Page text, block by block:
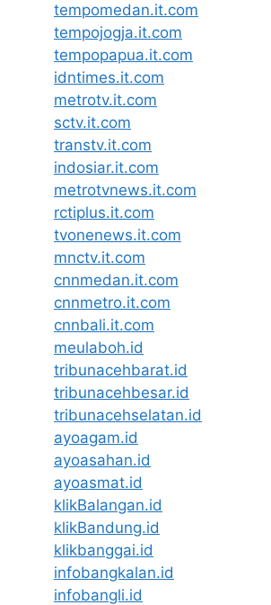
tempomedan.it.com
tempojogja.it.com
tempopapua.it.com
idntimes.it.com
metrotv.it.com
sctv.it.com
transtv.it.com
indosiar.it.com
metrotvnews.it.com
rctiplus.it.com
tvonenews.it.com
mnctv.it.com
cnnmedan.it.com
cnnmetro.it.com
cnnbali.it.com
meulaboh.id
tribunacehbarat.id
tribunacehbesar.id
tribunacehselatan.id
ayoagam.id
ayoasahan.id
ayoasmat.id
klikBalangan.id
klikBandung.id
klikbanggai.id
infobangkalan.id
infobangli.id